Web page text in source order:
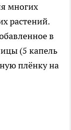
многих
растений.
в
(5 капель
плёнку на